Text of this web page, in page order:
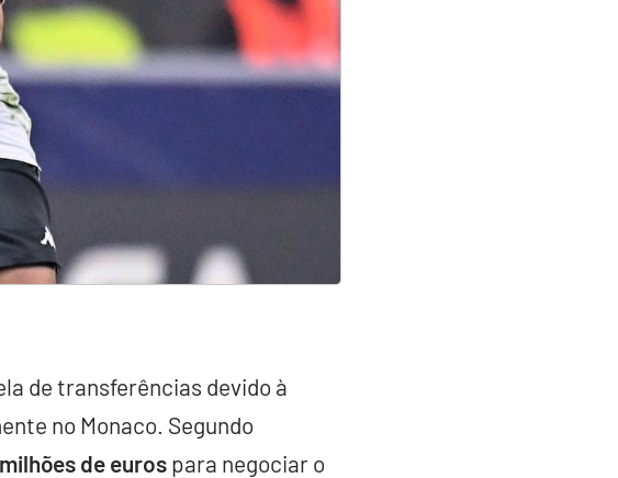
de transferências devido à
no Monaco. Segundo
de eurospara negociar o